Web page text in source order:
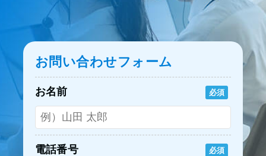
お問い合わせフォーム
お名前 必須
電話番号 必須